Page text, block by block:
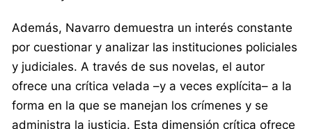
Además, Navarro demuestra un interés constante
por cuestionar y analizar las instituciones policiales
y judiciales. A través de sus novelas, el autor
ofrece una crítica velada –y a veces explícita– a la
forma en la que se manejan los crímenes y se
administra la justicia. Esta dimensión crítica ofrece